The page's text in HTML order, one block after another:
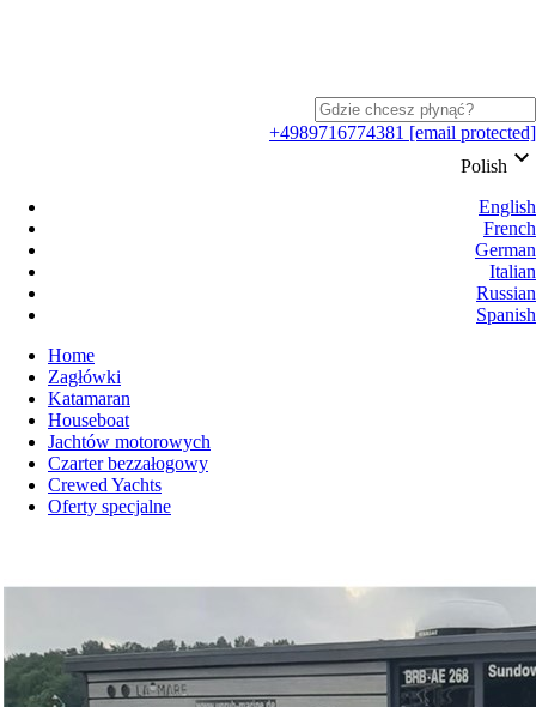
+4989716774381 [email protected]
Polish keyboard_arrow_down
English
French
German
Italian
Russian
Spanish
Home
Zagłówki
Katamaran
Houseboat
Jachtów motorowych
Czarter bezzałogowy
Crewed Yachts
Oferty specjalne